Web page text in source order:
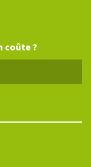
coûte ?